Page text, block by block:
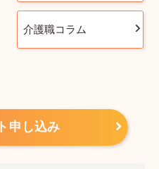
介護職コラム
申し込み